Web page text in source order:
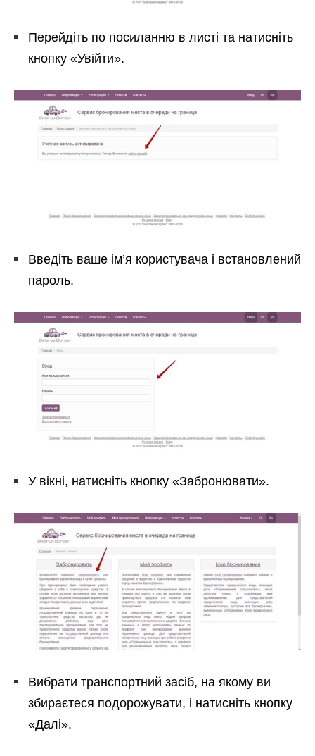
Перейдіть по посиланню в листі та натисніть
кнопку «Увійти».
Введіть ваше ім’я користувача і встановлений
пароль.
У вікні, натисніть кнопку «Забронювати».
Вибрати транспортний засіб, на якому ви
збираєтеся подорожувати, і натисніть кнопку
«Далі».